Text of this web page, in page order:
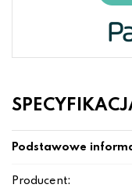
Podstawowe
Producent: